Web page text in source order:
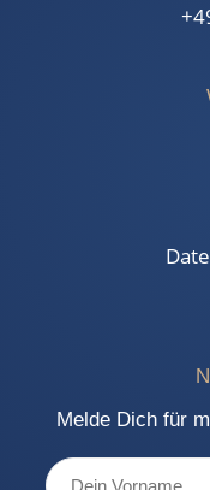
Melde Dich für